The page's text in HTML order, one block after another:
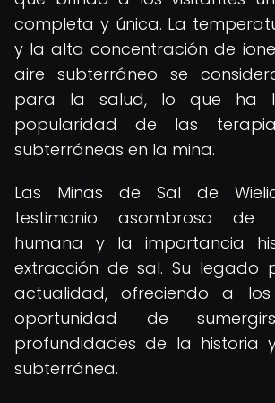
completa y única. La
y la alta concentración de
aire subterráneo se
para la salud, lo que ha
popularidad de las
subterráneas en la mina.
Las Minas de Sal de
testimonio asombroso de
humana y la importancia
extracción de sal. Su legado
actualidad, ofreciendo a
oportunidad de
profundidades de la historia
subterránea.